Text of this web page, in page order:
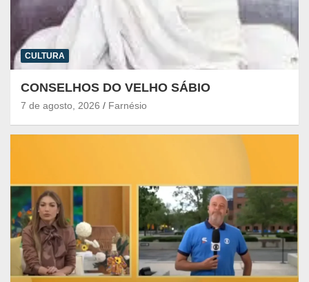
CULTURA
CONSELHOS DO VELHO SÁBIO
7 de agosto, 2026 Farnésio